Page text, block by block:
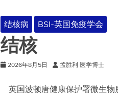
结核病 BSI-英国免疫学会
结核
2026年8月5日 孟胜利 医学博士
英国波顿唐健康保护署微生物